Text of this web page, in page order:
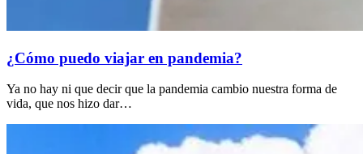
¿Cómo puedo viajar en pandemia?
Ya no hay ni que decir que la pandemia cambio nuestra forma de
vida, que nos hizo dar…